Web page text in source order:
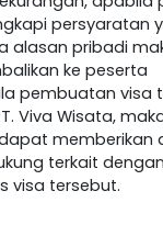
persyaratan
alasan pribadi
ke peserta
pembuatan visa
Viva Wisata,
memberikan
terkait
visa tersebut.